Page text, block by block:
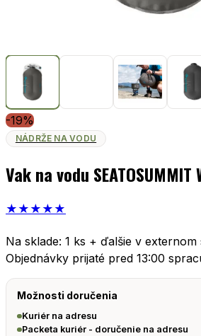
-19%
NÁDRŽE NA VODU
Vak na vodu
★ ★ ★ ★ ★
Na sklade: 1 ks + ďalšie v externom
Objednávky prijaté pred 13:00
Možnosti doručenia
Kuriér na adresu
Packeta kuriér - doručenie na adresu